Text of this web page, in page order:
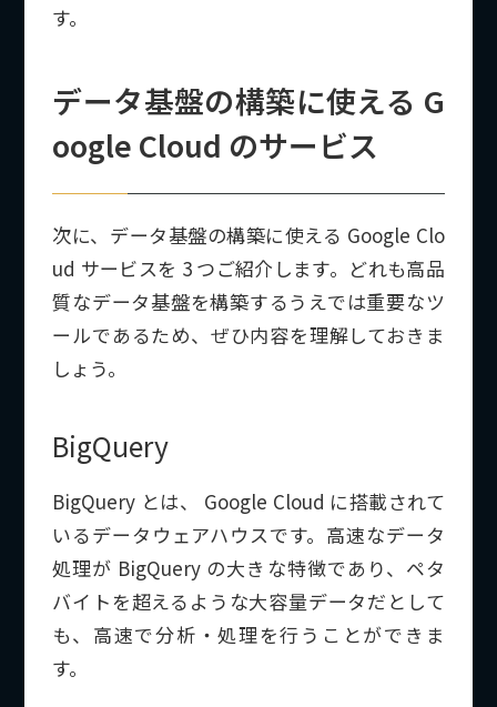
す。
データ基盤の構築に使える G
oogle Cloud のサービス
次に、データ基盤の構築に使える Google Clo
ud サービスを 3 つご紹介します。どれも高品
質なデータ基盤を構築するうえでは重要なツ
ールであるため、ぜひ内容を理解しておきま
しょう。
BigQuery
BigQuery とは、 Google Cloud に搭載されて
いるデータウェアハウスです。高速なデータ
処理が BigQuery の大きな特徴であり、ペタ
バイトを超えるような大容量データだとして
も、高速で分析・処理を行うことができま
す。